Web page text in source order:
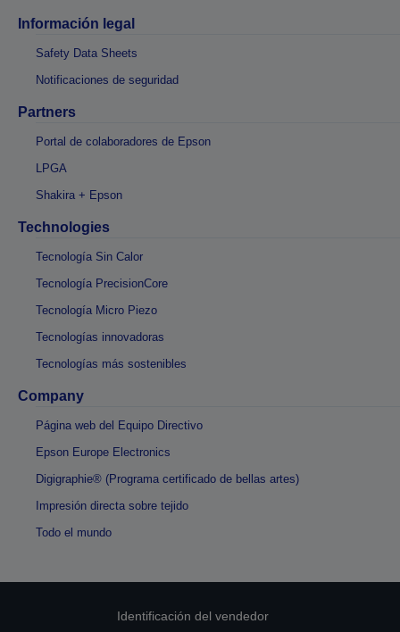
Información legal
Safety Data Sheets
Notificaciones de seguridad
Partners
Portal de colaboradores de Epson
LPGA
Shakira + Epson
Technologies
Tecnología Sin Calor
Tecnología PrecisionCore
Tecnología Micro Piezo
Tecnologías innovadoras
Tecnologías más sostenibles
Company
Página web del Equipo Directivo
Epson Europe Electronics
Digigraphie® (Programa certificado de bellas artes)
Impresión directa sobre tejido
Todo el mundo
Identificación del vendedor